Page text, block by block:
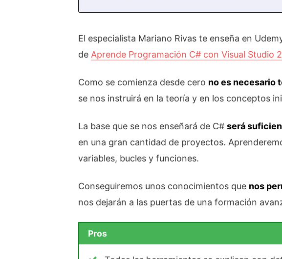
El especialista Mariano Rivas te enseña en
de Aprende Programación C# con Visual Studio
Como se comienza desde cero no es necesario
se nos instruirá en la teoría y en los conceptos
La base que se nos enseñará de C# será
en una gran cantidad de proyectos.
variables, bucles y funciones.
Conseguiremos unos conocimientos que nos
nos dejarán a las puertas de una formación
Pros